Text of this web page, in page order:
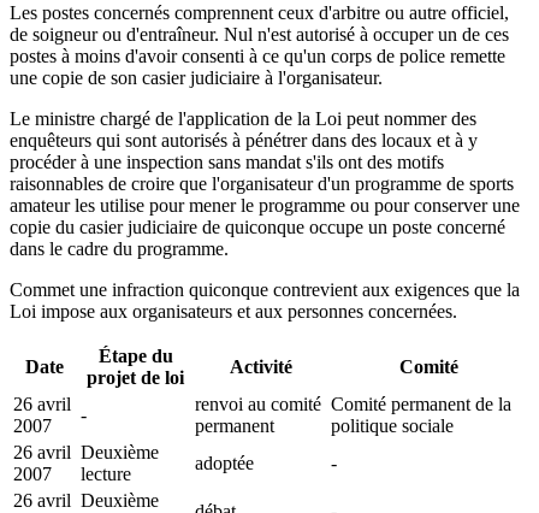
Les postes concernés comprennent ceux d'arbitre ou autre officiel,
de soigneur ou d'entraîneur. Nul n'est autorisé à occuper un de ces
postes à moins d'avoir consenti à ce qu'un corps de police remette
une copie de son casier judiciaire à l'organisateur.
Le ministre chargé de l'application de la Loi peut nommer des
enquêteurs qui sont autorisés à pénétrer dans des locaux et à y
procéder à une inspection sans mandat s'ils ont des motifs
raisonnables de croire que l'organisateur d'un programme de sports
amateur les utilise pour mener le programme ou pour conserver une
copie du casier judiciaire de quiconque occupe un poste concerné
dans le cadre du programme.
Commet une infraction quiconque contrevient aux exigences que la
Loi impose aux organisateurs et aux personnes concernées.
Date
Étape du
projet de loi
Activité
Comité
26 avril
2007
-
renvoi au comité
permanent
Comité permanent de la
politique sociale
26 avril
2007
Deuxième
lecture
adoptée
-
26 avril Deuxième